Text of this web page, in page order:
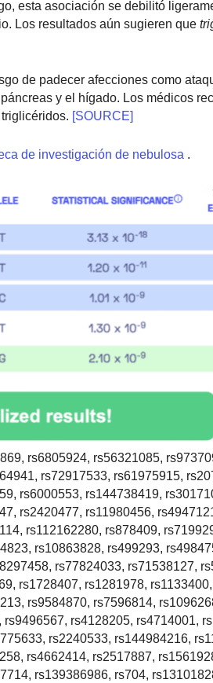
esta asociación se debilitó
Los resultados aún sugieren que
de padecer afecciones como
y el hígado. Los médicos
[SOURCE]
de investigación de nebulosa .
rs6805924, rs56321085,
rs72917533, rs61975915,
rs6000553, rs144738419,
rs2420477, rs11980456,
rs112162280, rs878409,
rs10863828, rs499293,
rs77824033, rs71538127,
rs1728407, rs1281978,
rs9584870, rs7596814,
rs4128205, rs4714001,
rs2240533, rs144984216,
rs4662414, rs2517887,
rs139386986, rs704,